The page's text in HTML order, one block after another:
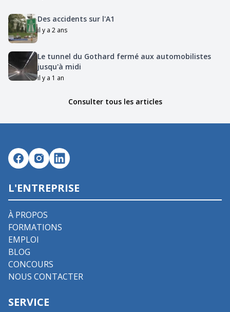
Des accidents sur l'A1
il y a 2 ans
Le tunnel du Gothard fermé aux automobilistes
jusqu'à midi
il y a 1 an
Consulter tous les articles
L'ENTREPRISE
À PROPOS
FORMATIONS
EMPLOI
BLOG
CONCOURS
NOUS CONTACTER
SERVICE